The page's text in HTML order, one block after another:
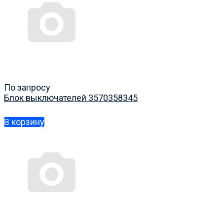
По запросу
Блок выключателей 3570358345
В корзину